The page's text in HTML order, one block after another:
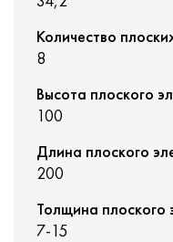
Количество
8
Высота плоского
100
Длина плоского
200
Толщина плоского
7-15